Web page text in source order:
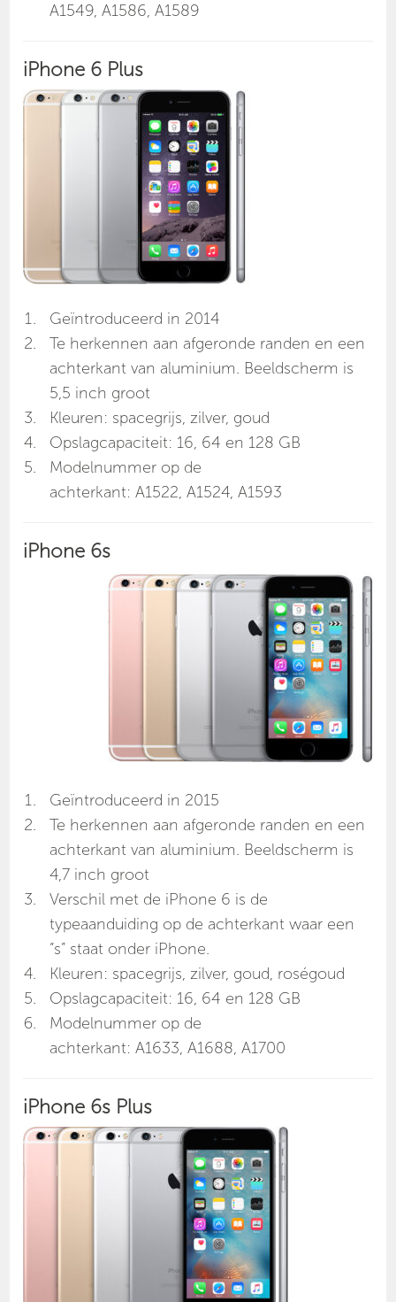
A1549, A1586, A1589
iPhone 6 Plus
Geïntroduceerd in 2014
Te herkennen aan afgeronde randen en een
achterkant van aluminium. Beeldscherm is
5,5 inch groot
Kleuren: spacegrijs, zilver, goud
Opslagcapaciteit: 16, 64 en 128 GB
Modelnummer op de
achterkant: A1522, A1524, A1593
iPhone 6s
Geïntroduceerd in 2015
Te herkennen aan afgeronde randen en een
achterkant van aluminium. Beeldscherm is
4,7 inch groot
Verschil met de iPhone 6 is de
typeaanduiding op de achterkant waar een
“s” staat onder iPhone.
Kleuren: spacegrijs, zilver, goud, roségoud
Opslagcapaciteit: 16, 64 en 128 GB
Modelnummer op de
achterkant: A1633, A1688, A1700
iPhone 6s Plus